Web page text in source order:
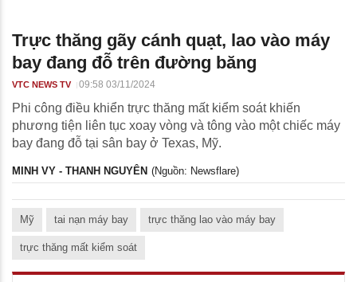
Trực thăng gãy cánh quạt, lao vào máy
bay đang đỗ trên đường băng
VTC NEWS TV 09:58 03/11/2024
Phi công điều khiển trực thăng mất kiểm soát khiến
phương tiện liên tục xoay vòng và tông vào một chiếc máy
bay đang đỗ tại sân bay ở Texas, Mỹ.
MINH VY - THANH NGUYÊN (Nguồn: Newsflare)
Mỹ tai nạn máy bay trực thăng lao vào máy bay
trực thăng mất kiểm soát